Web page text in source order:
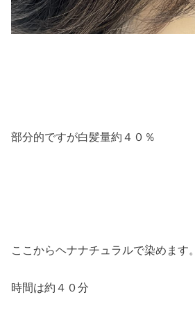
部分的ですが白髪量約４０％
ここからヘナナチュラルで染めます。
時間は約４０分